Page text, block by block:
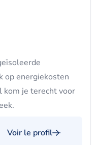
op energiekosten
kom je terecht voor
Voir le profil